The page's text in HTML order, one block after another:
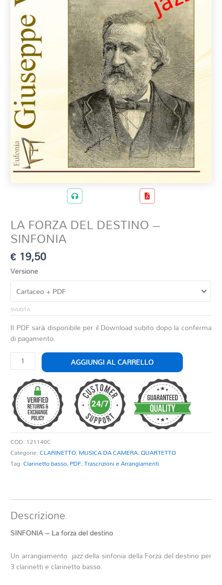
LA FORZA DEL DESTINO –
SINFONIA
€ 19,50
Versione
SVUOTA
Il PDF sarà disponibile per il Download subito dopo la conferma
di pagamento.
LA
FORZA
DESTINO
-
SINFONIA
quantità
AGGIUNGI AL CARRELLO
COD: 121140C
Categorie:CLARINETTO, MUSICA DA CAMERA,QUARTETTO
Tag:Clarinetto basso, PDF,Trascrizioni e Arrangiamenti
Descrizione
SINFONIA – La forza del destino
Un arrangiamento jazz della sinfonia della Forza del destino per
3 clarinetti e clarinetto basso.